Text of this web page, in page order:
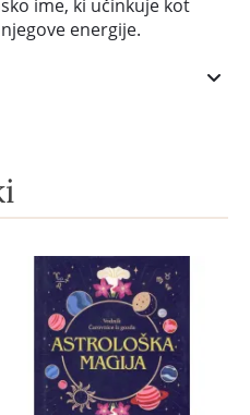
ime, ki učinkuje kot
energije.